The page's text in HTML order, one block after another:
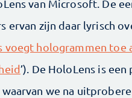
van Microsoft. De
ervan zijn daar lyrisch
voegt hologrammen toe
’). De HoloLens is een
waarvan we na